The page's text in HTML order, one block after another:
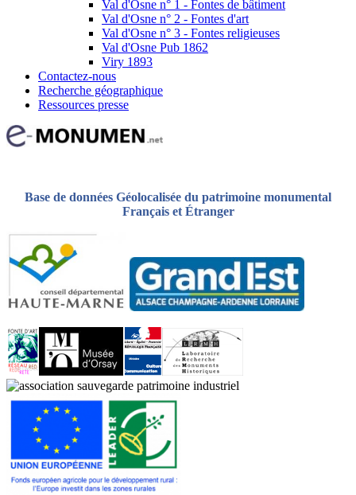
Val d'Osne n° 1 - Fontes de bâtiment
Val d'Osne n° 2 - Fontes d'art
Val d'Osne n° 3 - Fontes religieuses
Val d'Osne Pub 1862
Viry 1893
Contactez-nous
Recherche géographique
Ressources presse
Base de données Géolocalisée du patrimoine monumental
Français et Étranger